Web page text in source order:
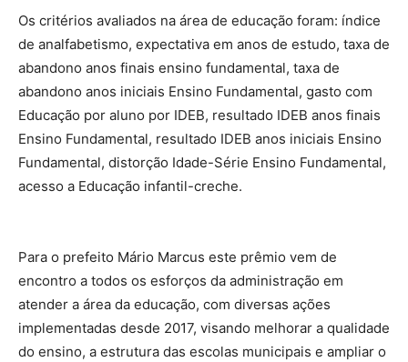
Os critérios avaliados na área de educação foram: índice
de analfabetismo, expectativa em anos de estudo, taxa de
abandono anos finais ensino fundamental, taxa de
abandono anos iniciais Ensino Fundamental, gasto com
Educação por aluno por IDEB, resultado IDEB anos finais
Ensino Fundamental, resultado IDEB anos iniciais Ensino
Fundamental, distorção Idade-Série Ensino Fundamental,
acesso a Educação infantil-creche.
Para o prefeito Mário Marcus este prêmio vem de
encontro a todos os esforços da administração em
atender a área da educação, com diversas ações
implementadas desde 2017, visando melhorar a qualidade
do ensino, a estrutura das escolas municipais e ampliar o